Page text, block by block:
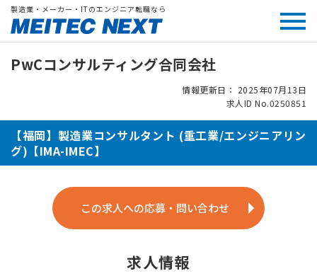
製造業・メーカー・ITのエンジニア転職なら
PwCコンサルティング合同会社
情報更新日： 2025年07月13日
求人ID No.0250851
【福岡】製造業コンサルタント (重工業/エンジニアリン
グ)【IMA-IMEC】
この求人への応募・問い合わせ
求人情報